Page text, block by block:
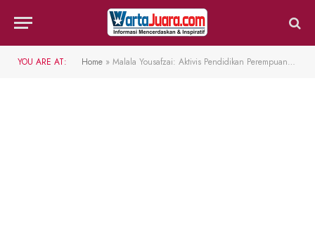
YOU ARE AT: Home » Malala Yousafzai: Aktivis Pendidikan Perempuan Termuda di Dunia